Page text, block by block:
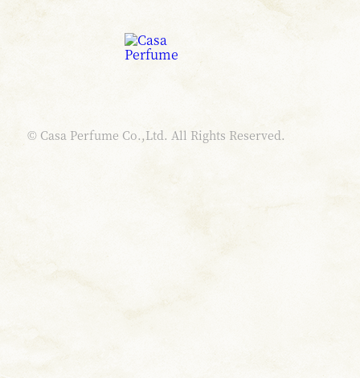
© Casa Perfume Co.,Ltd. All Rights Reserved.